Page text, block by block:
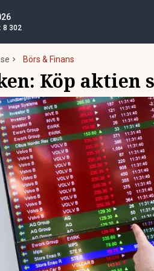
8 302
Börs & Finans
Köp aktien